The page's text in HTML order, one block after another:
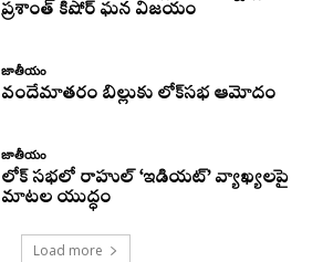
ప్రశాంత్ కిషోర్ ఘన విజయం
జాతీయం
వందేమాతరం బిల్లుకు లోక్‌సభ ఆమోదం
జాతీయం
లోక్ సభలో రాహుల్ ‘ఇడియట్’ వ్యాఖ్యలపై
మాటల యుద్ధం
Load more